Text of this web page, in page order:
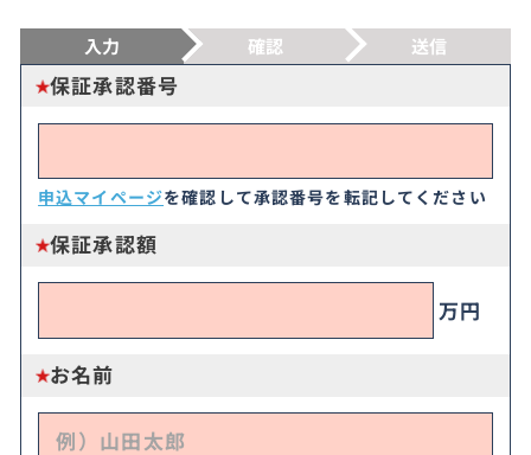
入力 確認 送信
保証承認番号
申込マイページを確認して承認番号を転記してください
保証承認額
万円
お名前